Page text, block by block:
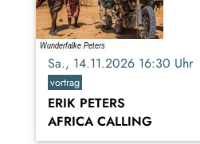
Sa., 14.11.2026 16:30 Uhr
vortrag
ERIK PETERS
AFRICA CALLING